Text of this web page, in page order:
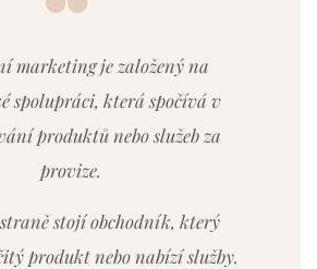
marketing je založený na
spolupráci, která spočívá v
produktů nebo služeb za
provize.
stojí obchodník, který
produkt nebo nabízí služby.